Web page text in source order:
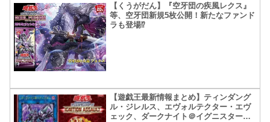
【くうがだん】『空牙団の疾風レクス』
等、空牙団新規5枚公開！新たなファンド
ラも登場⁉
【遊戯王最新情報まとめ】ティンダング
ル・ジレルス、エヴォルテクター・エヴ
ェック、ダークナイト＠イグニスター公